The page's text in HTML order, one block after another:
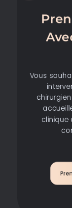
Vous
clinique